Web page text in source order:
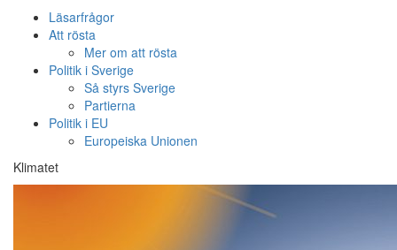
Läsarfrågor
Att rösta
Mer om att rösta
Politik i Sverige
Så styrs Sverige
Partierna
Politik i EU
Europeiska Unionen
Klimatet